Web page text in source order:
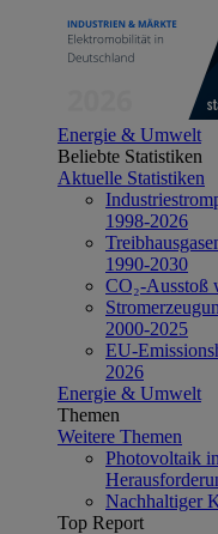
Energie & Umwelt
Beliebte Statistiken
Aktuelle Statistiken
1998-2026
1990-2030
CO₂-Ausstoß
2000-2025
EU-
2026
Energie & Umwelt
Themen
Weitere Themen
Photovoltaik
Nachhaltiger
Top Report